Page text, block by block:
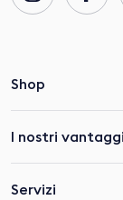
Shop
I nostri vantaggi
Servizi